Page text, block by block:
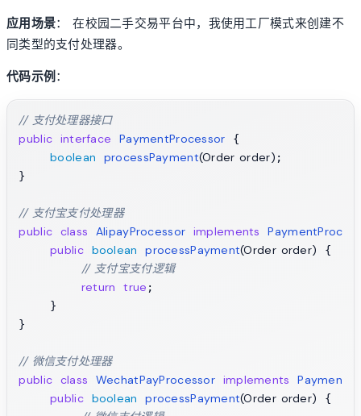
应用场景： 在校园二手交易平台中，我使用工厂模式来创建不
同类型的支付处理器。
代码示例 ：
// 支付处理器接口
public interface PaymentProcessor {
boolean processPayment(Order order) ;
}
// 支付宝支付处理器
public class AlipayProcessor implements
public boolean processPayment(Order order) {
// 支付宝支付逻辑
return
true ;
    }
}
// 微信支付处理器
public class WechatPayProcessor implements
public boolean processPayment(Order order) {